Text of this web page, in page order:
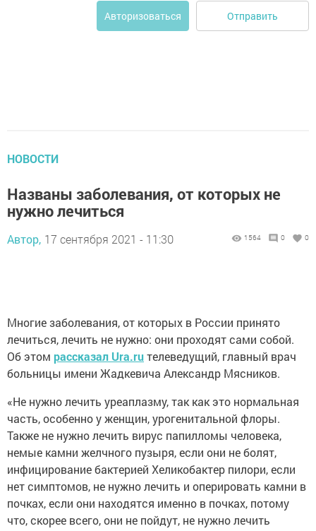
Авторизоваться Отправить
НОВОСТИ
Названы заболевания, от которых не
нужно лечиться
Автор, 17 сентября 2021 - 11:30 1564 0 0
Многие заболевания, от которых в России принято
лечиться, лечить не нужно: они проходят сами собой.
Об этом рассказал Ura.ruтелеведущий, главный врач
больницы имени Жадкевича Александр Мясников.
«Не нужно лечить уреаплазму, так как это нормальная
часть, особенно у женщин, урогенитальной флоры.
Также не нужно лечить вирус папилломы человека,
немые камни желчного пузыря, если они не болят,
инфицирование бактерией Хеликобактер пилори, если
нет симптомов, не нужно лечить и оперировать камни в
почках, если они находятся именно в почках, потому
что, скорее всего, они не пойдут, не нужно лечить